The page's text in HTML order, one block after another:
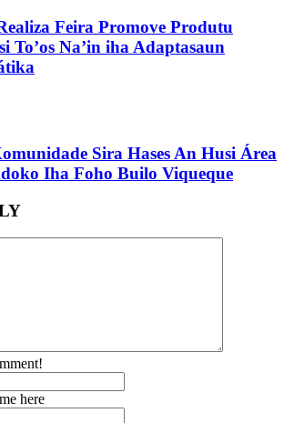
Feira Promove Produtu
Na’in iha Adaptasaun
Sira Hases An Husi Área
Iha Foho Builo Viqueque
here